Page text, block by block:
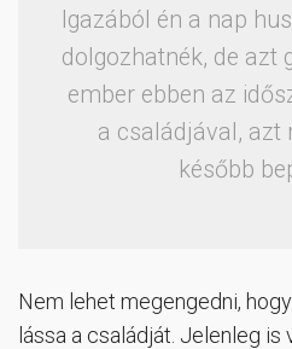
Igazából én a nap
dolgozhatnék, de azt
ember ebben az
a családjával, azt
később
Nem lehet megengedni,
lássa a családját. Jelenleg is